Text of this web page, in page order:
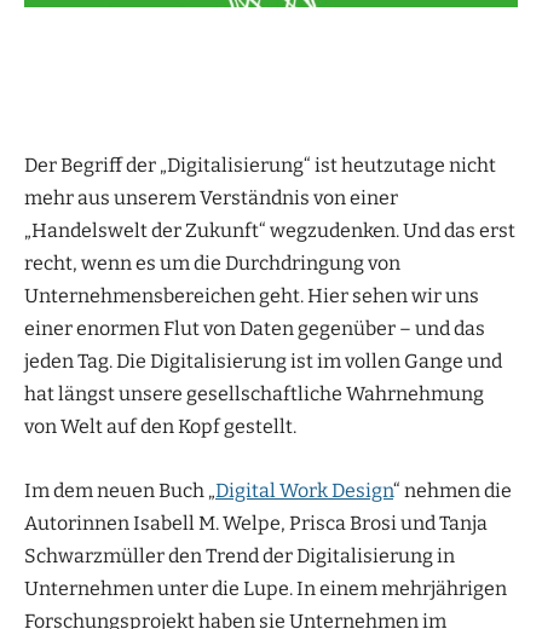
Der Begriff der „Digitalisierung“ ist heutzutage nicht
mehr aus unserem Verständnis von einer
„Handelswelt der Zukunft“ wegzudenken. Und das erst
recht, wenn es um die Durchdringung von
Unternehmensbereichen geht. Hier sehen wir uns
einer enormen Flut von Daten gegenüber – und das
jeden Tag. Die Digitalisierung ist im vollen Gange und
hat längst unsere gesellschaftliche Wahrnehmung
von Welt auf den Kopf gestellt.
Im dem neuen Buch „Digital Work Design“ nehmen die
Autorinnen Isabell M. Welpe, Prisca Brosi und Tanja
Schwarzmüller den Trend der Digitalisierung in
Unternehmen unter die Lupe. In einem mehrjährigen
Forschungsprojekt haben sie Unternehmen im